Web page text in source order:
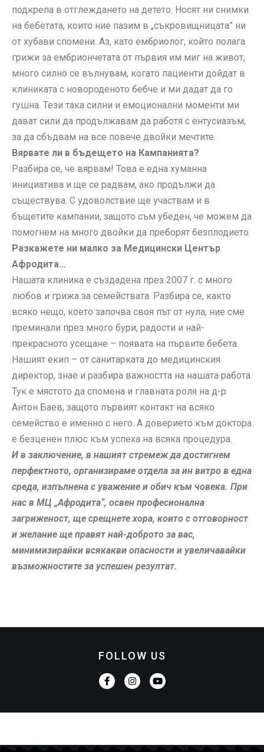
подкрепа в отглеждането на детето. Носят ни снимки
на бебетата, които ние пазим в „съкровищницата” ни
от хубави спомени. Аз, като ембриолог, който полага
грижи за ембриончетата от първия им миг на живот,
много силно се вълнувам, когато пациенти дойдат в
клиниката с новороденото бебче и ми дадат да го
гушна. Тези така силни и емоционални моменти ми
дават сили да продължавам да работя с ентусиазъм,
за да сбъдвам на все повече двойки мечтите.
Вярвате ли в бъдещето на Кампанията?
Разбира се, че вярвам! Това е една хуманна
инициатива и ще се радвам, ако продължи да
съществува. С удоволствие ще участвам и в
бъщетите кампании, защото съм убеден, че можем да
помогнем на много двойки да преборят безплодието.
Разкажете ни малко за Медицински Център
Афродита…
Нашата клиника е създадена през 2007 г. с много
любов и грижа за семействата. Разбира се, както
всяко нещо, което започва своя път от нула, ние сме
преминали през много бури, радости и най-
прекрасното усещане – появата на първите бебета.
Нашият екип – от санитарката до медицинския
директор, знае и разбира важността на нашата работа.
Тук е мястото да спомена и главната роля на д-р
Антон Баев, защото първият контакт на всяко
семейство е именно с него. А доверието към доктора
е безценен плюс към успеха на всяка процедура.
И в заключение, в нашият стремеж да достигнем
перфектното, организираме отдела за ин витро в една
среда, изпълнена с уважение и обич към човека. При
нас в МЦ „Афродита“, освен професионална
загриженост, ще срещнете хора, които с отговорност
и желание ще правят най-доброто за вас,
минимизирайки всякакви опасности и увеличавайки
възможностите за успешен резултат.
FOLLOW US